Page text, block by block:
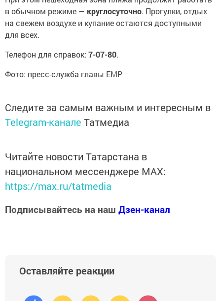
в обычном режиме — круглосуточно. Прогулки, отдых
на свежем воздухе и купание остаются доступными
для всех.
Телефон для справок: 7-07-80.
Фото: пресс-служба главы ЕМР
Следите за самым важным и интересным в
Telegram-канале Татмедиа
Читайте новости Татарстана в
национальном мессенджере MАХ:
https://max.ru/tatmedia
Подписывайтесь на наш Дзен-канал
Оставляйте реакции